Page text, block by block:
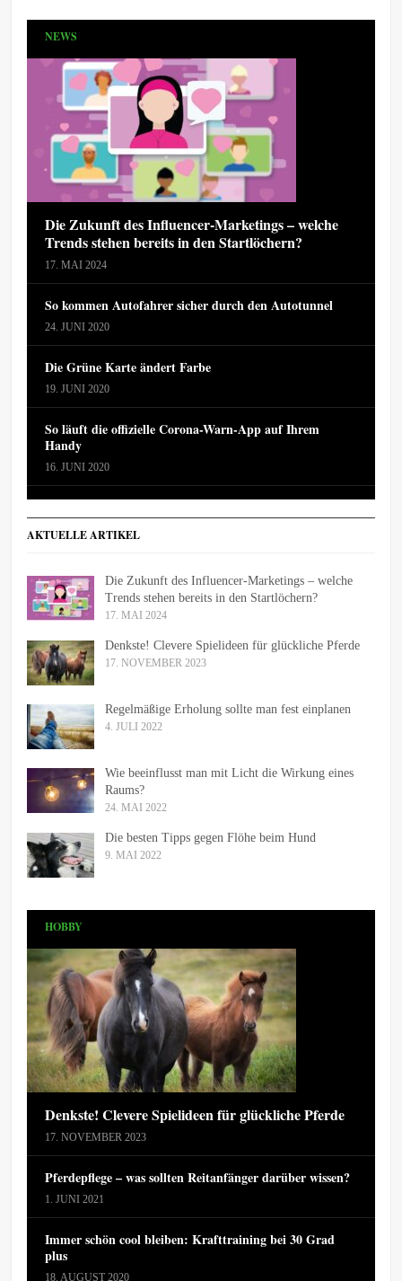
NEWS
Die Zukunft des Influencer-Marketings – welche
Trends stehen bereits in den Startlöchern?
17. MAI 2024
So kommen Autofahrer sicher durch den Autotunnel
24. JUNI 2020
Die Grüne Karte ändert Farbe
19. JUNI 2020
So läuft die offizielle Corona-Warn-App auf Ihrem
Handy
16. JUNI 2020
AKTUELLE ARTIKEL
Die Zukunft des Influencer-Marketings – welche
Trends stehen bereits in den Startlöchern?
17. MAI 2024
Denkste! Clevere Spielideen für glückliche Pferde
17. NOVEMBER 2023
Regelmäßige Erholung sollte man fest einplanen
4. JULI 2022
Wie beeinflusst man mit Licht die Wirkung eines
Raums?
24. MAI 2022
Die besten Tipps gegen Flöhe beim Hund
9. MAI 2022
HOBBY
Denkste! Clevere Spielideen für glückliche Pferde
17. NOVEMBER 2023
Pferdepflege – was sollten Reitanfänger darüber wissen?
1. JUNI 2021
Immer schön cool bleiben: Krafttraining bei 30 Grad
plus
18. AUGUST 2020